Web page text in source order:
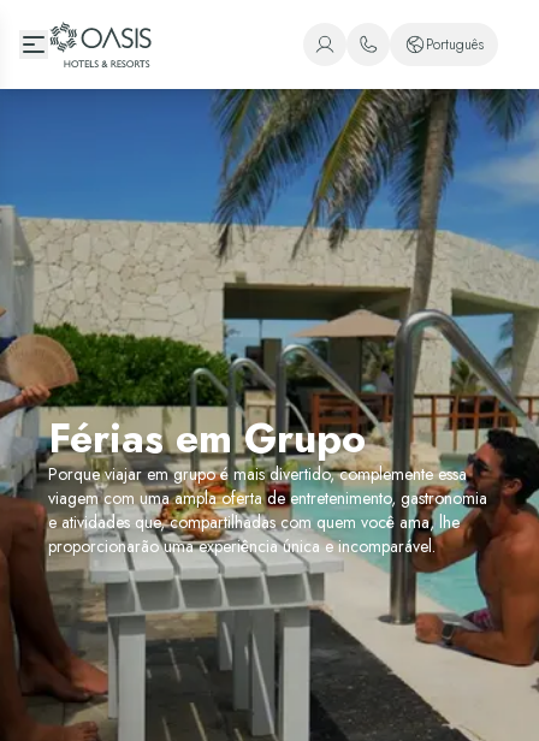
Oasis Hotels & Resorts
+1 (800) 446-2747
+52 998 240 7091
Português
Espanhol
Inglês
Português
Férias em Grupo
Porque viajar em grupo é mais divertido, complemente essa
viagem com uma ampla oferta de entretenimento, gastronomia
e atividades que, compartilhadas com quem você ama, lhe
proporcionarão uma experiência única e incomparável.